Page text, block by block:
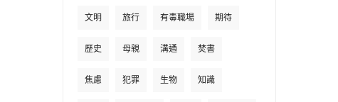
文明 旅行 有毒職場 期待
歷史 母親 溝通 焚書
焦慮 犯罪 生物 知識